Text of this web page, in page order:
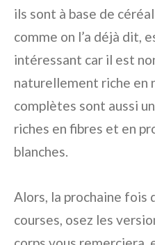
ils sont à base de
comme on l’a déjà dit,
intéressant car il est
naturellement riche en
complètes sont aussi
riches en fibres et en
blanches.
Alors, la prochaine fois
courses, osez les